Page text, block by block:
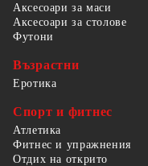
Аксесоари за маси
Аксесоари за столове
Футони
Възрастни
Еротика
Спорт и фитнес
Атлетика
Фитнес и упражнения
Отдих на открито